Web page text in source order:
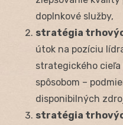
doplnkové služby,
stratégia
útok na pozíciu
strategického
spôsobom –
disponibilných
stratégia